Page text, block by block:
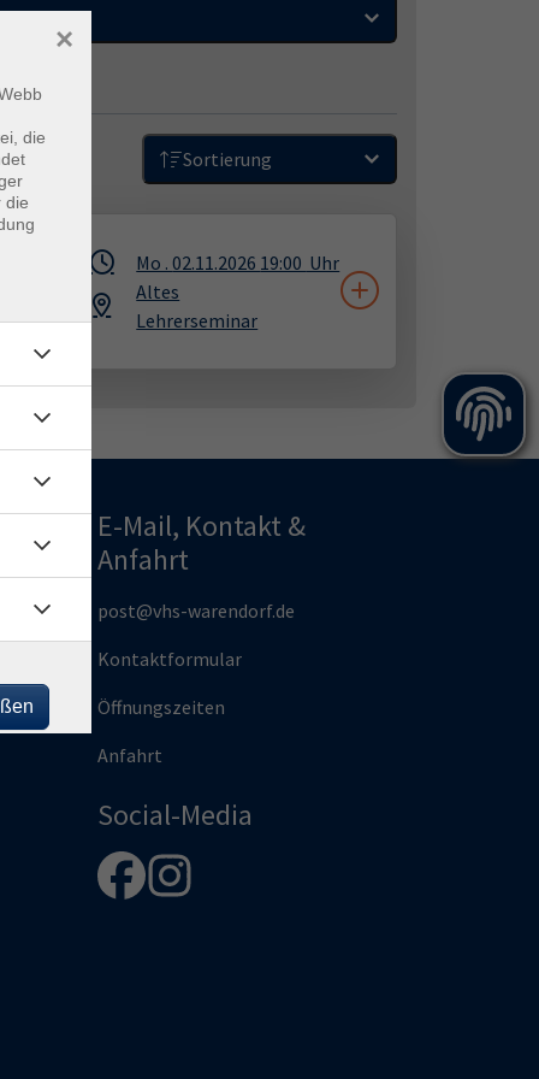
Zeitraum
Sortierung
Mo .02.11.2026 19:00 Uhr
Altes
Lehrerseminar
|
E-Mail, Kontakt &
Anfahrt
post@vhs-warendorf.de
Kontaktformular
Öffnungszeiten
Anfahrt
Social-Media
die
die
×